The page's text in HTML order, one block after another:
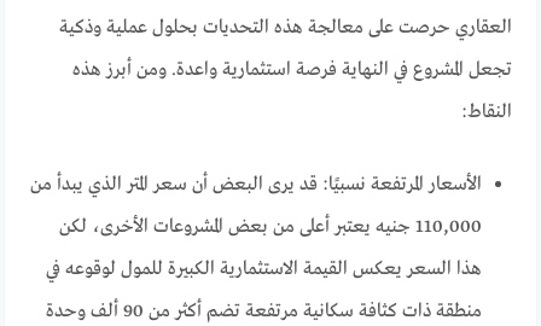
العقاري حرصت على معالجة هذه التحديات بحلول عملية وذكية
تجعل المشروع في النهاية فرصة استثمارية واعدة. ومن أبرز هذه
النقاط:
الأسعار المرتفعة نسبيًا: قد يرى البعض أن سعر المتر الذي يبدأ من
110,000 جنيه يعتبر أعلى من بعض المشروعات الأخرى، لكن
هذا السعر يعكس القيمة الاستثمارية الكبيرة للمول لوقوعه في
منطقة ذات كثافة سكانية مرتفعة تضم أكثر من 90 ألف وحدة